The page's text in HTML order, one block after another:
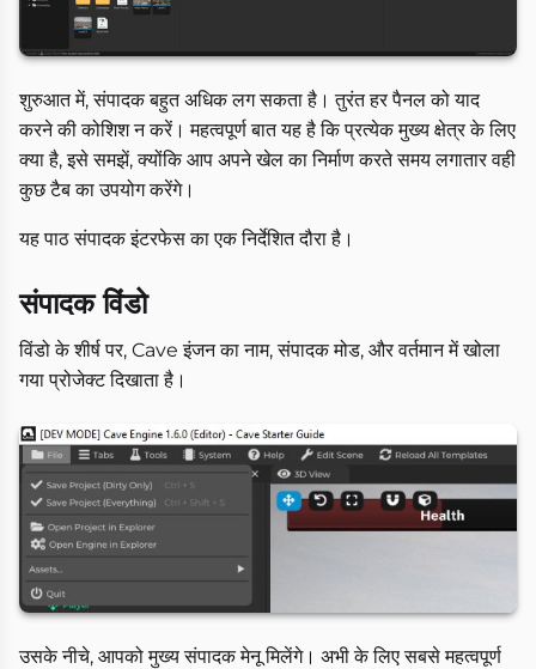
शुरुआत में, संपादक बहुत अधिक लग सकता है। तुरंत हर पैनल को याद
करने की कोशिश न करें। महत्वपूर्ण बात यह है कि प्रत्येक मुख्य क्षेत्र के लिए
क्या है, इसे समझें, क्योंकि आप अपने खेल का निर्माण करते समय लगातार वही
कुछ टैब का उपयोग करेंगे।
यह पाठ संपादक इंटरफेस का एक निर्देशित दौरा है।
संपादक विंडो
विंडो के शीर्ष पर, Cave इंजन का नाम, संपादक मोड, और वर्तमान में खोला
गया प्रोजेक्ट दिखाता है।
उसके नीचे, आपको मुख्य संपादक मेनू मिलेंगे। अभी के लिए सबसे महत्वपूर्ण